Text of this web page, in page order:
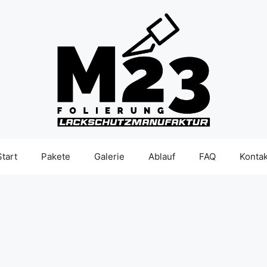
Pakete Galerie Ablauf FAQ